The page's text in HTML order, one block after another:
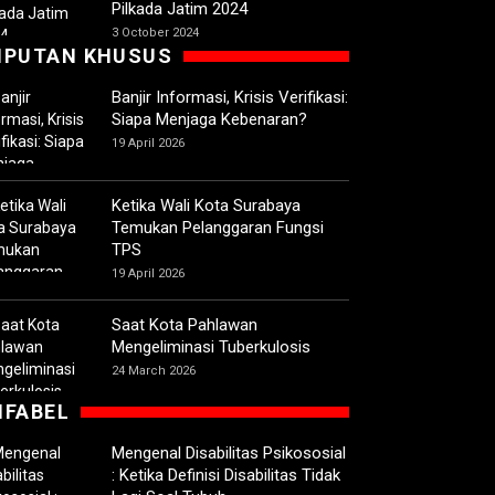
Pilkada Jatim 2024
3 October 2024
KHUSUS
Banjir Informasi, Krisis Verifikasi:
Siapa Menjaga Kebenaran?
19 April 2026
Ketika Wali Kota Surabaya
Temukan Pelanggaran Fungsi
TPS
19 April 2026
Saat Kota Pahlawan
Mengeliminasi Tuberkulosis
24 March 2026
Mengenal Disabilitas Psikososial
: Ketika Definisi Disabilitas Tidak